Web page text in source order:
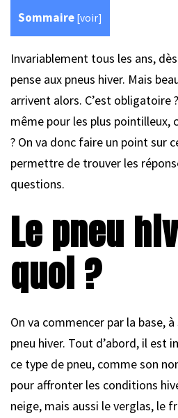
Sommaire [voir]
Invariablement tous les ans,
pense aux pneus hiver. Mais
arrivent alors. C’est obligatoire
même pour les plus pointilleux,
? On va donc faire un point sur
permettre de trouver les
questions.
Le pneu
quoi ?
On va commencer par la base,
pneu hiver. Tout d’abord, il est
ce type de pneu, comme son
pour affronter les conditions
neige, mais aussi le verglas, le